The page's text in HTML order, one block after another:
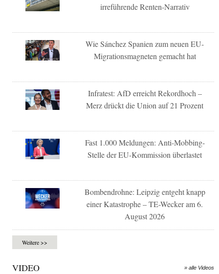
irreführende Renten-Narrativ
Wie Sánchez Spanien zum neuen EU-
Migrationsmagneten gemacht hat
Infratest: AfD erreicht Rekordhoch –
Merz drückt die Union auf 21 Prozent
Fast 1.000 Meldungen: Anti-Mobbing-
Stelle der EU-Kommission überlastet
Bombendrohne: Leipzig entgeht knapp
einer Katastrophe – TE-Wecker am 6.
August 2026
Weitere >>
VIDEO » alle Videos